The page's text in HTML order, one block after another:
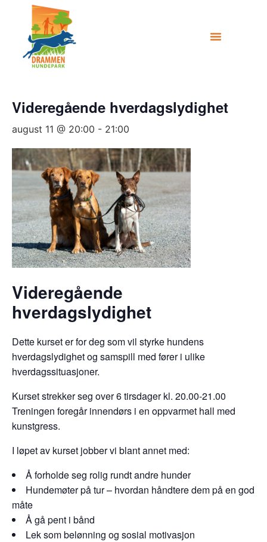
Videregående hverdagslydighet
august 11 @ 20:00 - 21:00
Videregående
hverdagslydighet
Dette kurset er for deg som vil styrke hundens
hverdagslydighet og samspill med fører i ulike
hverdagssituasjoner.
Kurset strekker seg over 6 tirsdager kl. 20.00-21.00
Treningen foregår innendørs i en oppvarmet hall med
kunstgress.
I løpet av kurset jobber vi blant annet med:
Å forholde seg rolig rundt andre hunder
Hundemøter på tur – hvordan håndtere dem på en god
måte
Å gå pent i bånd
Lek som belønning og sosial motivasjon